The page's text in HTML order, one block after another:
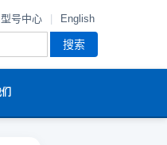
型号中心 English
搜索